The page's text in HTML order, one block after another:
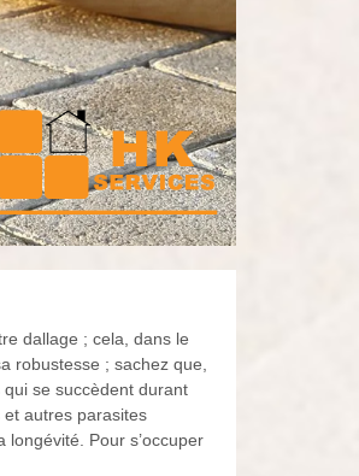
dallage ; cela, dans le
robustesse ; sachez que,
se succèdent durant
autres parasites
Pour s’occuper